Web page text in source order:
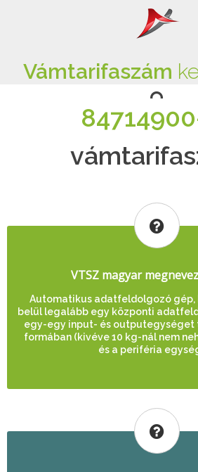
Vámtarifaszám
VTSZ magyar
Automatikus adatfeldolgozó gép,
belül legalább egy központi
egy-egy input- és outputegységet
formában (kivéve 10 kg-nál nem
és a periféria